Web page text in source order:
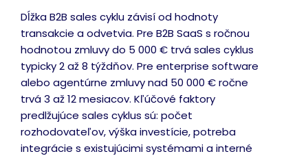
Dĺžka B2B sales cyklu závisí od hodnoty
transakcie a odvetvia. Pre B2B SaaS s ročnou
hodnotou zmluvy do 5 000 € trvá sales cyklus
typicky 2 až 8 týždňov. Pre enterprise software
alebo agentúrne zmluvy nad 50 000 € ročne
trvá 3 až 12 mesiacov. Kľúčové faktory
predlžujúce sales cyklus sú: počet
rozhodovateľov, výška investície, potreba
integrácie s existujúcimi systémami a interné